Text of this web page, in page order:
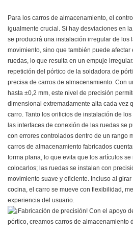
Para los carros de almacenamiento, el
igualmente crucial. Si hay desviaciones en
se producirá una instalación irregular de los
movimiento, sino que también puede
ruedas, lo que resulta en un empuje
repetición del pórtico de la soldadora de
precisa de carros de almacenamiento. Con
hasta ±0,2 mm, este nivel de precisión
dimensional extremadamente alta cada vez
carro. Tanto los orificios de instalación de
las interfaces de conexión de las ruedas se
con errores controlados dentro de un rango
carros de almacenamiento fabricados
forma plana, lo que evita que los artículos se
colocarlos; las ruedas se instalan con
movimiento suave y eficiente. Incluso al
cocina, el carro se mueve con flexibilidad,
experiencia del usuario.